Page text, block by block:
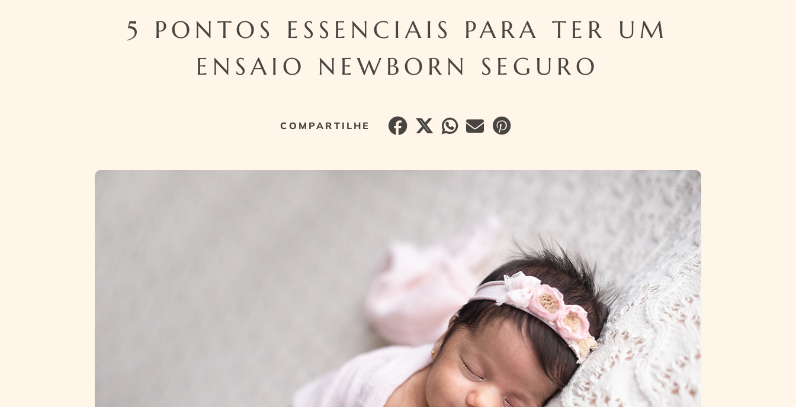
5 PONTOS ESSENCIAIS PARA TER UM
ENSAIO NEWBORN SEGURO